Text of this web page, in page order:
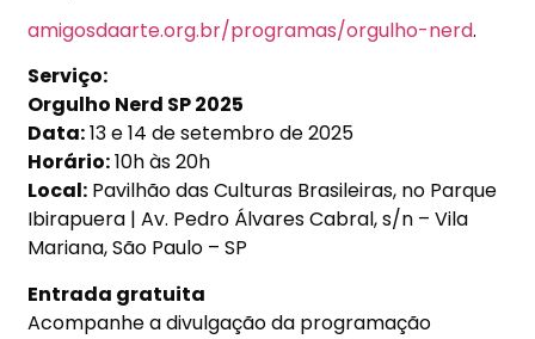
amigosdaarte.org.br/programas/orgulho-nerd.
Serviço:
Orgulho Nerd SP 2025
Data:13 e14 de setembro de 2025
Horário:10hàs 20h
Local: Pavilhão das Culturas Brasileiras, no Parque
Ibirapuera |Av. Pedro Álvares Cabral, s/n – Vila
Mariana, São Paulo – SP
Entrada gratuita
Acompanhe a divulgação da programação